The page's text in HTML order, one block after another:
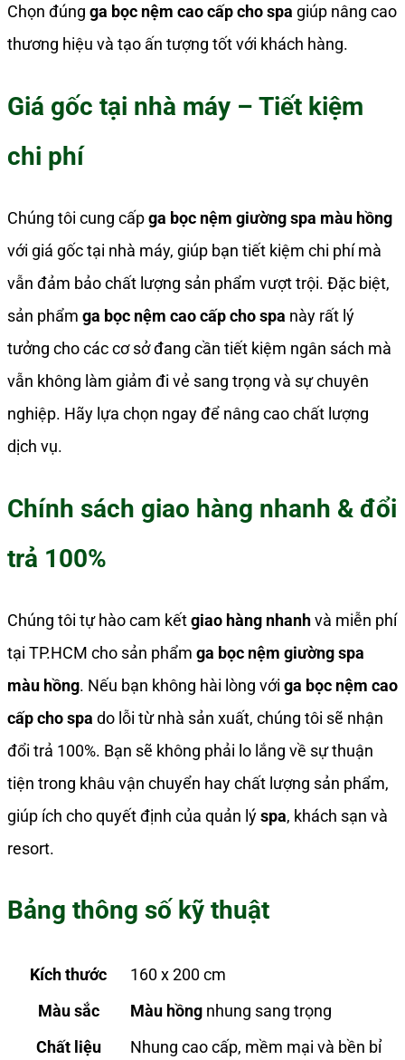
Chọn đúng ga bọc nệm cao cấp cho spa giúp nâng cao
thương hiệu và tạo ấn tượng tốt với khách hàng.
Giá gốc tại nhà máy – Tiết kiệm
chi phí
Chúng tôi cung cấpga bọc nệm giường spa màu hồng
với giá gốc tại nhà máy, giúp bạn tiết kiệm chi phí mà
vẫn đảm bảo chất lượng sản phẩm vượt trội. Đặc biệt,
sản phẩm ga bọc nệm cao cấp cho spa này rất lý
tưởng cho các cơ sở đang cần tiết kiệm ngân sách mà
vẫn không làm giảm đi vẻ sang trọng và sự chuyên
nghiệp. Hãy lựa chọn ngay để nâng cao chất lượng
dịch vụ.
Chính sách giao hàng nhanh & đổi
trả 100%
Chúng tôi tự hào cam kếtgiao hàng nhanhvà miễn phí
tại TP.HCM cho sản phẩm ga bọc nệm giường spa
màu hồng. Nếu bạn không hài lòng với ga bọc nệm cao
cấp cho spa do lỗi từ nhà sản xuất, chúng tôi sẽ nhận
đổi trả 100%. Bạn sẽ không phải lo lắng về sự thuận
tiện trong khâu vận chuyển hay chất lượng sản phẩm,
giúp ích cho quyết định của quản lýspa, khách sạn và
resort.
Bảng thông số kỹ thuật
Kích thước
160 x 200 cm
Màu sắc
Màu hồng nhung sang trọng
Chất liệu
Nhung cao cấp, mềm mại và bền bỉ